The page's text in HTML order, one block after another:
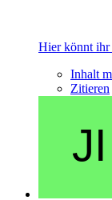
Hier könnt ihr
Inhalt
Zitieren